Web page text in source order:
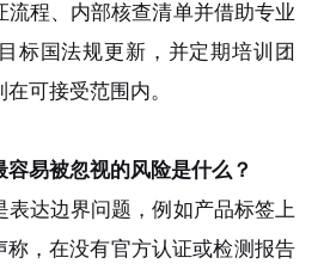
流程、内部核查清单并借助专业
标国法规更新，并定期培训团
在可接受范围内。
易被忽视的风险是什么？
达边界问题，例如产品标签上
称，在没有官方认证或检测报告